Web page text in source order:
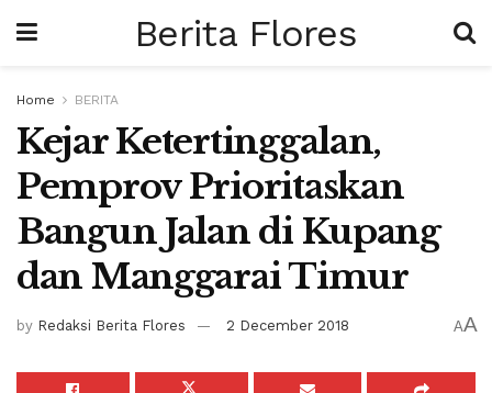
Berita Flores
Home BERITA
Kejar Ketertinggalan,
Pemprov Prioritaskan
Bangun Jalan di Kupang
dan Manggarai Timur
by Redaksi Berita Flores 2 December 2018 AA